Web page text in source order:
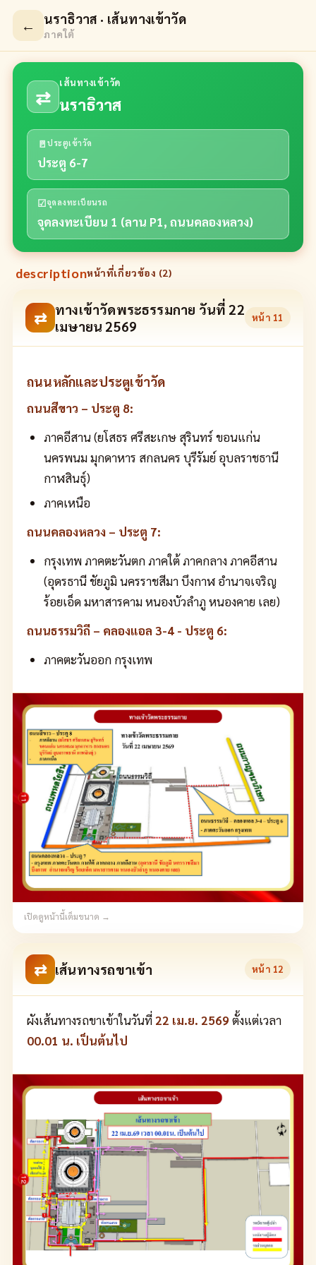
← นราธิวาส · เส้นทางเข้าวัด
ภาคใต้
⇄
เส้นทางเข้าวัด
นราธิวาส
🚪ประตูเข้าวัด
ประตู 6-7
☑จุดลงทะเบียนรถ
จุดลงทะเบียน 1 (ลาน P1, ถนนคลองหลวง)
descriptionหน้าที่เกี่ยวข้อง (2)
⇄ ทางเข้าวัดพระธรรมกาย วันที่ 22
เมษายน 2569
หน้า 11
ถนนหลักและประตูเข้าวัด
ถนนสีขาว – ประตู 8:
ภาคอีสาน (ยโสธร ศรีสะเกษ สุรินทร์ ขอนแก่น
นครพนม มุกดาหาร สกลนคร บุรีรัมย์ อุบลราชธานี
กาฬสินธุ์)
ภาคเหนือ
ถนนคลองหลวง – ประตู 7:
กรุงเทพ ภาคตะวันตก ภาคใต้ ภาคกลาง ภาคอีสาน
(อุดรธานี ชัยภูมิ นครราชสีมา บึงกาฬ อำนาจเจริญ
ร้อยเอ็ด มหาสารคาม หนองบัวลำภู หนองคาย เลย)
ถนนธรรมวิถี – คลองแอล 3-4 - ประตู 6:
ภาคตะวันออก กรุงเทพ
เปิดดูหน้านี้เต็มขนาด →
⇄ เส้นทางรถขาเข้า หน้า 12
ผังเส้นทางรถขาเข้าในวันที่22 เม.ย. 2569ตั้งแต่เวลา
00.01 น. เป็นต้นไป